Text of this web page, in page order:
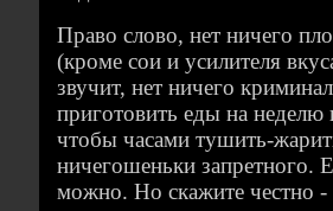
Право слово, нет ничего
(кроме сои и усилителя
звучит, нет ничего
приготовить еды на
чтобы часами тушить-
ничегошеньки запретного.
можно. Но скажите честно -